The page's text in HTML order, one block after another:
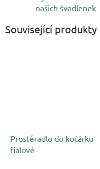
našich švadlenek
Související produkty
Prostěradlo do kočárku
fialové